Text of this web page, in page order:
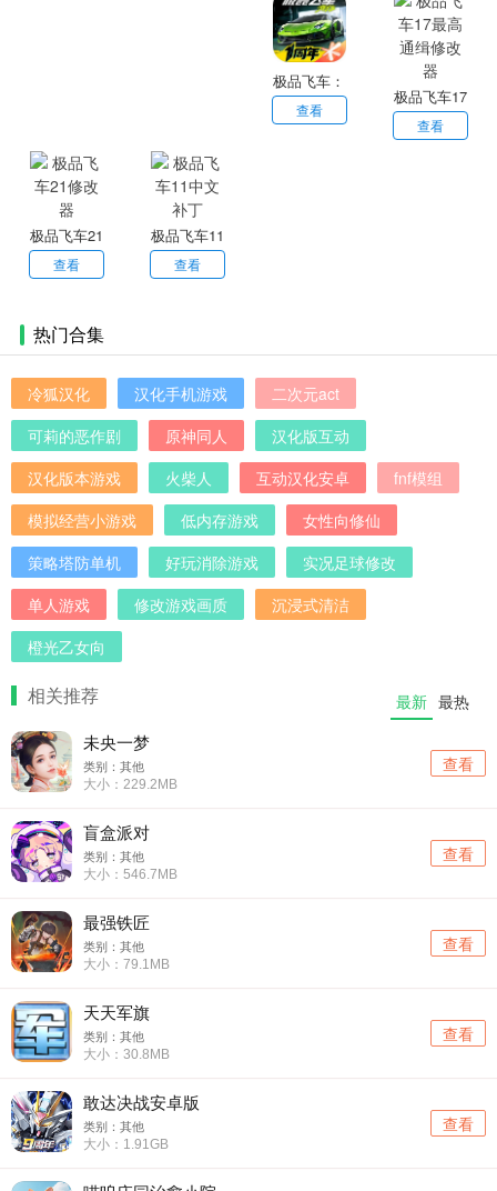
极品飞车：
集结国际服
查看
极品飞车17
最高通缉修
查看
极品飞车21
修改器
查看
极品飞车11
中文补丁
查看
热门合集
冷狐汉化 汉化手机游戏
二次元act
可莉的恶作剧
原神同人
汉化版互动
汉化版本游戏
火柴人 互动汉化安卓
fnf模组
模拟经营小游戏
低内存游戏
女性向修仙
策略塔防单机
好玩消除游戏
实况足球修改
单人游戏
修改游戏画质
沉浸式清洁
橙光乙女向
相关推荐 最新 最热
未央一梦
类别：其他
大小：229.2MB
查看
盲盒派对
类别：其他
大小：546.7MB
查看
最强铁匠
类别：其他
大小：79.1MB
查看
天天军旗
类别：其他
大小：30.8MB
查看
敢达决战安卓版
类别：其他
大小：1.91GB
查看